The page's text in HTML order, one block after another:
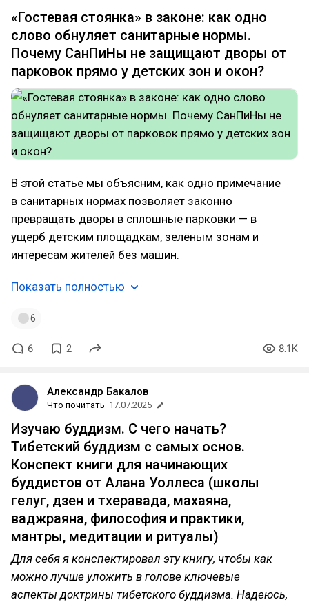
«Гостевая стоянка» в законе: как одно
слово обнуляет санитарные нормы.
Почему СанПиНы не защищают дворы от
парковок прямо у детских зон и окон?
В этой статье мы объясним, как одно примечание
в санитарных нормах позволяет законно
превращать дворы в сплошные парковки — в
ущерб детским площадкам, зелёным зонам и
интересам жителей без машин.
Показать полностью
6
6 2 8.1K
Александр Бакалов
Что почитать 17.07.2025
Изучаю буддизм. С чего начать?
Тибетский буддизм с самых основ.
Конспект книги для начинающих
буддистов от Алана Уоллеса (школы
гелуг, дзен и тхеравада, махаяна,
ваджраяна, философия и практики,
мантры, медитации и ритуалы)
Для себя я конспектировал эту книгу, чтобы как
можно лучше уложить в голове ключевые
аспекты доктрины тибетского буддизма. Надеюсь,